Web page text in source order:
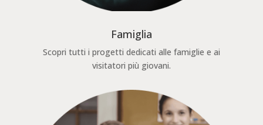
Famiglia
Scopri tutti i progetti dedicati alle famiglie e ai
visitatori più giovani.